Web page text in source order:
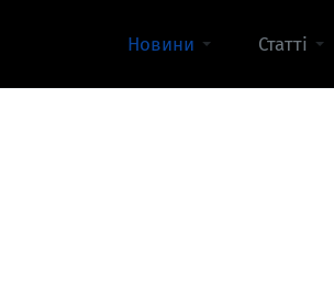
Новини Статті